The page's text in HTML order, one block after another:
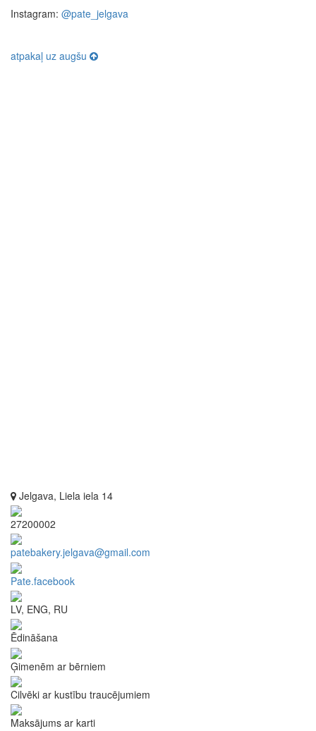
Instagram: @pate_jelgava
atpakaļ uz augšu
Jelgava, Liela iela 14
27200002
patebakery.jelgava@gmail.com
Pate.facebook
LV, ENG, RU
Ēdināšana
Ģimenēm ar bērniem
Cilvēki ar kustību traucējumiem
Maksājums ar karti